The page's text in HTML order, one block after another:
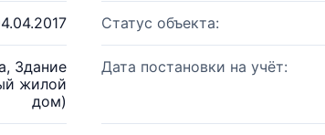
Статус объекта:
Здание
жилой
дом)
Дата постановки на учёт: